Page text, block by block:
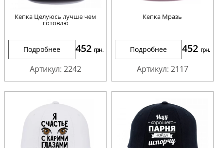
Кепка Целуюсь лучше чем
готовлю
Подробнее 452 грн.
Артикул: 2242
Кепка Мразь
Подробнее 452 грн.
Артикул: 2117